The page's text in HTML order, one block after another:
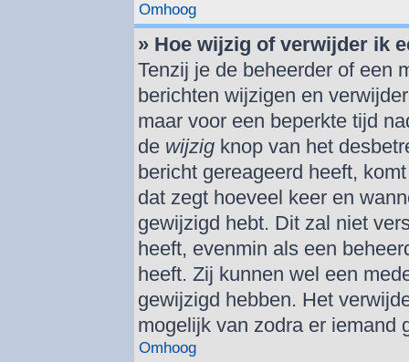
Omhoog
» Hoe wijzig of verwijder ik
Tenzij je de beheerder of een
berichten wijzigen en
maar voor een beperkte tijd
de wijzig knop van het
bericht gereageerd heeft,
dat zegt hoeveel keer en
gewijzigd hebt. Dit zal niet
heeft, evenmin als een
heeft. Zij kunnen wel een
gewijzigd hebben. Het
mogelijk van zodra er iemand
Omhoog